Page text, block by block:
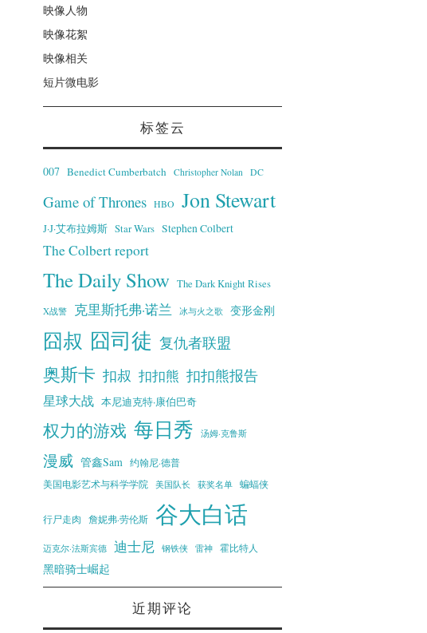
映像人物
映像花絮
映像相关
短片微电影
标签云
007 Benedict Cumberbatch Christopher Nolan DC
Game of Thrones HBO Jon Stewart
J·J·艾布拉姆斯 Star Wars Stephen Colbert
The Colbert report
The Daily Show The Dark Knight Rises
X战警 克里斯托弗·诺兰 冰与火之歌 变形金刚
囧叔 囧司徒 复仇者联盟
奥斯卡 扣叔 扣扣熊 扣扣熊报告
星球大战 本尼迪克特·康伯巴奇
权力的游戏 每日秀 汤姆·克鲁斯
漫威 管鑫Sam 约翰尼·德普
美国电影艺术与科学学院 美国队长 获奖名单 蝙蝠侠
行尸走肉 詹妮弗·劳伦斯 谷大白话
迈克尔·法斯宾德 迪士尼 钢铁侠 雷神 霍比特人
黑暗骑士崛起
近期评论